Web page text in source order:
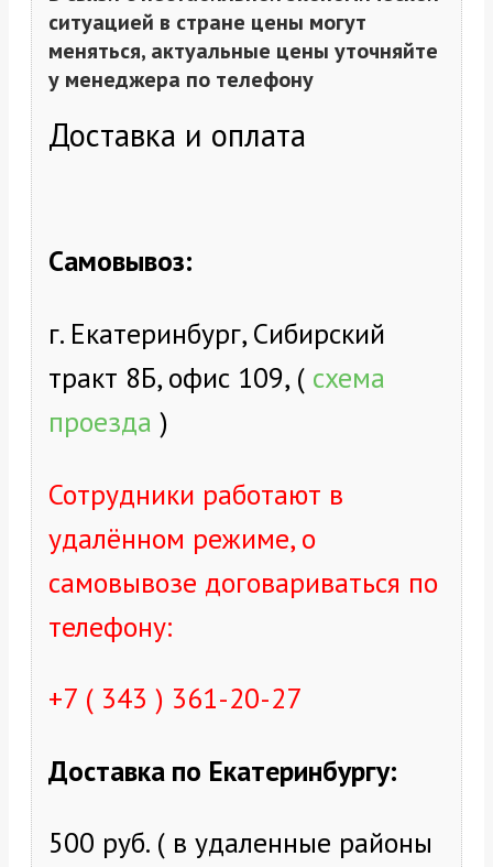
ситуацией в стране цены могут
меняться, актуальные цены уточняйте
у менеджера по телефону
Доставка и оплата
Самовывоз:
г. Екатеринбург, Сибирский
тракт 8Б, офис 109, ( схема
проезда )
Сотрудники работают в
удалённом режиме, о
самовывозе договариваться по
телефону:
+7 ( 343 ) 361-20-27
Доставка по Екатеринбургу:
500 руб. ( в удаленные районы